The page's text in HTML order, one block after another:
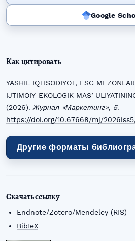
Google
Как цитировать
YASHIL IQTISODIYOT, ESG
IJTIMOIY-EKOLOGIK
(2026). Журнал «Маркетинг», 5.
https://doi.org/10.67668/mj/
Другие форматы
Скачать ссылку
Endnote/Zotero/Mendeley (RIS)
BibTeX